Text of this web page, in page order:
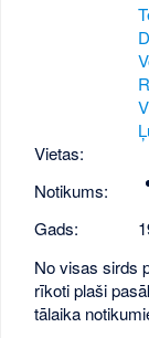
Vietas:
Notikums:
Gads:
No visas sirds
rīkoti plaši
tālaika